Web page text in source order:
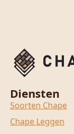
Diensten
Soorten Chape
Chape Leggen